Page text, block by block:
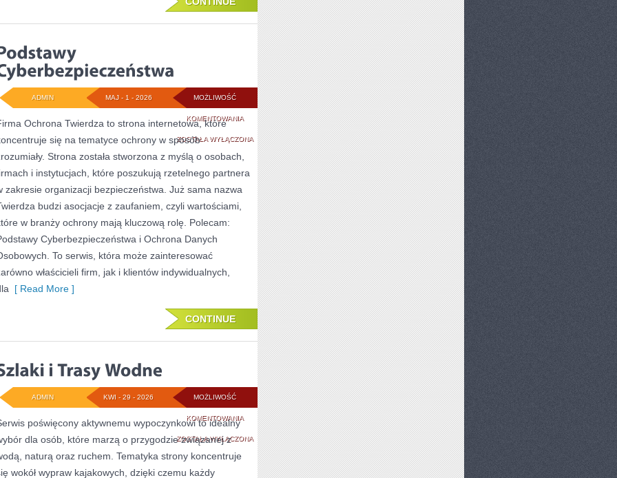
MOŻLIWOŚĆ
KOMENTOWANIAPODSTAWY
CYBERBEZPIECZEŃSTWA
ZOSTAŁA WYŁĄCZONA
MAJ - 1 - 2026
ADMIN
Ochrona Twierdza to strona internetowa, które
się na tematyce ochrony w sposób
Strona została stworzona z myślą o osobach,
i instytucjach, które poszukują rzetelnego partnera
zakresie organizacji bezpieczeństwa. Już sama nazwa
budzi asocjacje z zaufaniem, czyli wartościami,
w branży ochrony mają kluczową rolę. Polecam:
Cyberbezpieczeństwa i Ochrona Danych
To serwis, która może zainteresować
właścicieli firm, jak i klientów indywidualnych,
[ Read More ]
CONTINUE
MOŻLIWOŚĆ
KOMENTOWANIASZLAKI
I
TRASY
ZOSTAŁA WYŁĄCZONA
KWI - 29 - 2026
ADMIN
poświęcony aktywnemu wypoczynkowi to idealny
dla osób, które marzą o przygodzie związanej z
naturą oraz ruchem. Tematyka strony koncentruje
wokół wypraw kajakowych, dzięki czemu każdy